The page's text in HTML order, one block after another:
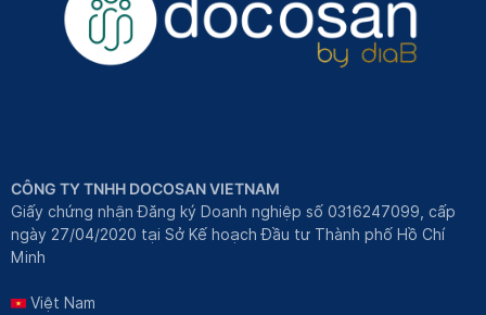
CÔNG TY TNHH DOCOSAN VIETNAM
Giấy chứng nhận Đăng ký Doanh nghiệp số 0316247099, cấp
ngày 27/04/2020 tại Sở Kế hoạch Đầu tư Thành phố Hồ Chí
Minh
Việt Nam